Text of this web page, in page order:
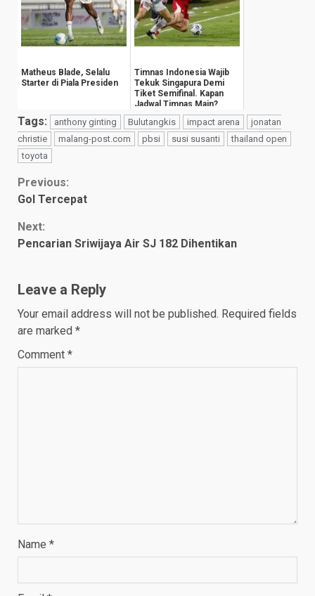
Matheus Blade, Selalu
Starter di Piala Presiden
Timnas Indonesia Wajib
Tekuk Singapura Demi
Tiket Semifinal. Kapan
Jadwal Timnas Main?
Tags: anthony ginting Bulutangkis impact arena
jonatan
christie
malang-post.com pbsi susi susanti
thailand open
toyota
Continue
Previous:
Gol Tercepat
Next:
Pencarian Sriwijaya Air SJ 182 Dihentikan
Leave a Reply
Your email address will not be published. Required fields
are marked *
Comment *
Name *